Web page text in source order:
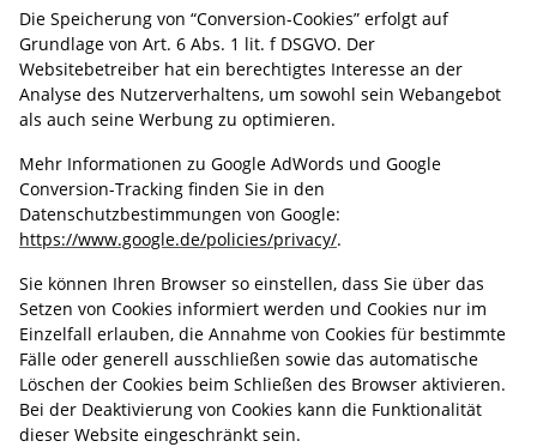
Die Speicherung von “Conversion-Cookies” erfolgt auf
Grundlage von Art. 6 Abs. 1 lit. f DSGVO. Der
Websitebetreiber hat ein berechtigtes Interesse an der
Analyse des Nutzerverhaltens, um sowohl sein Webangebot
als auch seine Werbung zu optimieren.
Mehr Informationen zu Google AdWords und Google
Conversion-Tracking finden Sie in den
Datenschutzbestimmungen von Google:
https://www.google.de/policies/privacy/.
Sie können Ihren Browser so einstellen, dass Sie über das
Setzen von Cookies informiert werden und Cookies nur im
Einzelfall erlauben, die Annahme von Cookies für bestimmte
Fälle oder generell ausschließen sowie das automatische
Löschen der Cookies beim Schließen des Browser aktivieren.
Bei der Deaktivierung von Cookies kann die Funktionalität
dieser Website eingeschränkt sein.